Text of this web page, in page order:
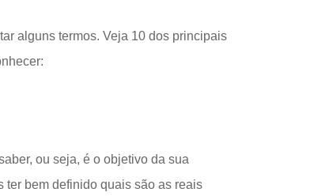
alguns termos. Veja 10 dos principais
ou seja, é o objetivo da sua
ter bem definido quais são as reais